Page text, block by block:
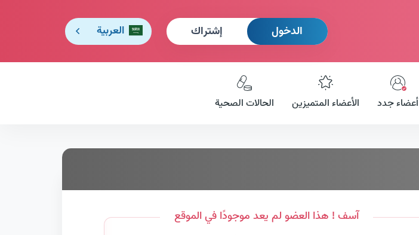
الدخول إشتراك العربية
أعضاء جدد الأعضاء المتميزين الحالات الصحية
آسف ! هذا العضو لم يعد موجودًا في الموقع